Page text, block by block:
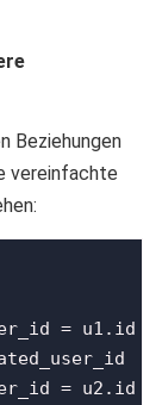
Beziehungen
vereinfachte
= u1.id
= u2.id